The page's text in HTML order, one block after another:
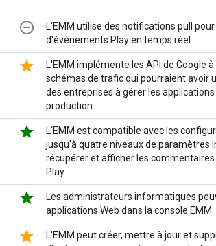
remove_circle_outline
L'EMM utilise des notifications pull
d'événements Play en temps réel.
star
L'EMM implémente les API de Google
schémas de trafic qui pourraient avoir
des entreprises à gérer les
production.
star
L'EMM est compatible avec les
jusqu'à quatre niveaux de paramètres
récupérer et afficher les
Play.
star
Les administrateurs informatiques
applications Web dans la console EMM.
star
L'EMM peut créer, mettre à jour et